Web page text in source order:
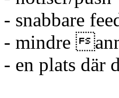
- snabbare
- mindre
- en plats där